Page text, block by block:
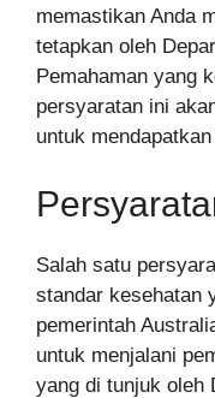
memastikan Anda
tetapkan oleh
Pemahaman yang
persyaratan ini
untuk
Salah satu
standar kesehatan
pemerintah
untuk menjalani
yang di tunjuk oleh